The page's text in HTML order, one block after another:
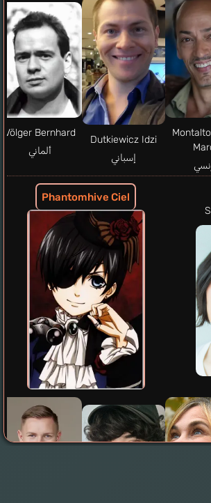
Dutkiewicz Idzi
إسباني
Völger Bernhard
ألماني
Phantomhive Ciel